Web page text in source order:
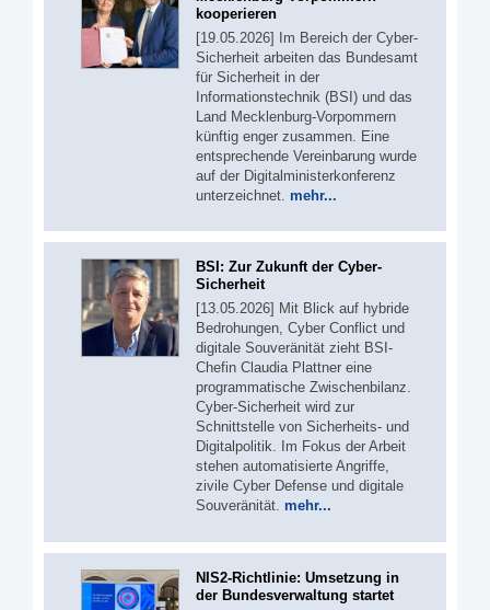
kooperieren
[19.05.2026] Im Bereich der Cyber-
Sicherheit arbeiten das Bundesamt
für Sicherheit in der
Informationstechnik (BSI) und das
Land Mecklenburg-Vorpommern
künftig enger zusammen. Eine
entsprechende Vereinbarung wurde
auf der Digitalministerkonferenz
unterzeichnet. mehr...
BSI: Zur Zukunft der Cyber-
Sicherheit
[13.05.2026] Mit Blick auf hybride
Bedrohungen, Cyber Conflict und
digitale Souveränität zieht BSI-
Chefin Claudia Plattner eine
programmatische Zwischenbilanz.
Cyber-Sicherheit wird zur
Schnittstelle von Sicherheits- und
Digitalpolitik. Im Fokus der Arbeit
stehen automatisierte Angriffe,
zivile Cyber Defense und digitale
Souveränität. mehr...
NIS2-Richtlinie: Umsetzung in
der Bundesverwaltung startet